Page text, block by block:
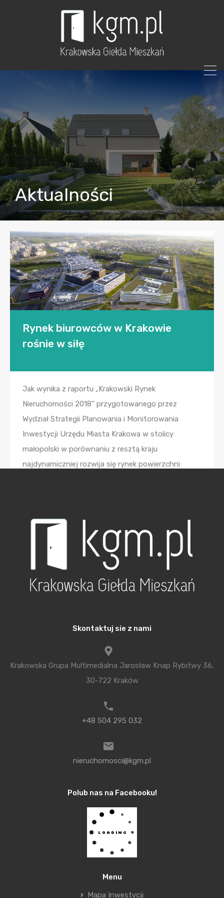
Aktualności
Rynek biurowców w Krakowie
rośnie w siłę
Jak wynika z raportu „Krakowski Rynek
Nieruchomości 2018” przygotowanego przez
Wydział Strategii Planowania i Monitorowania
Inwestycji Urzędu Miasta Krakowa w stolicy
małopolski w porównaniu z resztą kraju
najdynamiczniej rozwija się rynek powierzchni
popyt w tym segmencie. Mimo niekorzystnych
prognoz widoczne było ożywienie ze strony
najemców, przy względnie stabilnych czynszach.
To z kolei potwierdza dobrą kondycję rynku
biurowego w Krakowie.
rynków biurowych w Polsce. Ponad 80% to
powierzchnie, które są zlokalizowane poza centrum.
m2 powierzchni. Na koniec zeszłego roku w
Krakowie do wynajęcia przenaczonych było 110000
Warto też przyjrzeć się cenom. W przypadku
miesiąca od 13,5 do 14,5 euro za m2. Najdroższe są
te w centrum miasta i ich cena dochodzi nawet do
16 euro za m2. Nieco niższe są stawki w biurowcach
klasy B i wynoszą od 10 do 13 euro za m2.
Tylko w zeszłym roku zostały podpisane umowy
Skontaktuj sie z nami
Krakowska Grupa Multimedialna Jarosław Knap Rybitwy 36,
30-722 Kraków
+48 504 295 032
nieruchomosci@kgm.pl
Polub nas na Facebooku!
Menu
Mapa Inwestycji